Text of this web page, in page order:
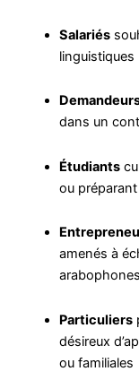
Salariés
linguistiques
dans un
Étudiants
ou préparant
amenés à
arabophones
Particuliers
désireux
ou familiales